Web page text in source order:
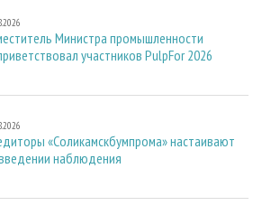
Министра промышленности
участников PulpFor 2026
«Соликамскбумпрома» настаивают
наблюдения